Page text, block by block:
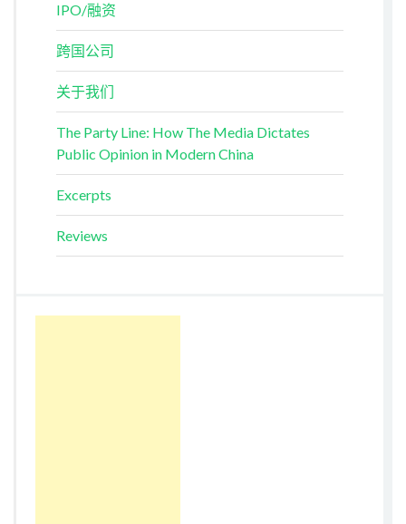
IPO/融资
跨国公司
关于我们
The Party Line: How The Media Dictates
Public Opinion in Modern China
Excerpts
Reviews